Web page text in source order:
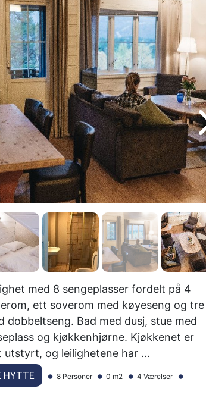
med 8 sengeplasser fordelt på 4
ett soverom med køyeseng og tre
dobbeltseng. Bad med dusj, stue med
og kjøkkenhjørne. Kjøkkenet er
utstyrt, og leilighetene har ...
HYTTE 8 Personer 0 m2 4 Værelser